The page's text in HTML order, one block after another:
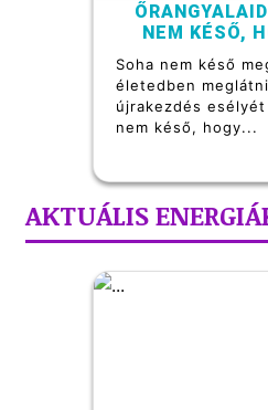
NEM KÉSŐ,
Soha nem késő
életedben
újrakezdés
nem késő, hogy...
AKTUÁLIS